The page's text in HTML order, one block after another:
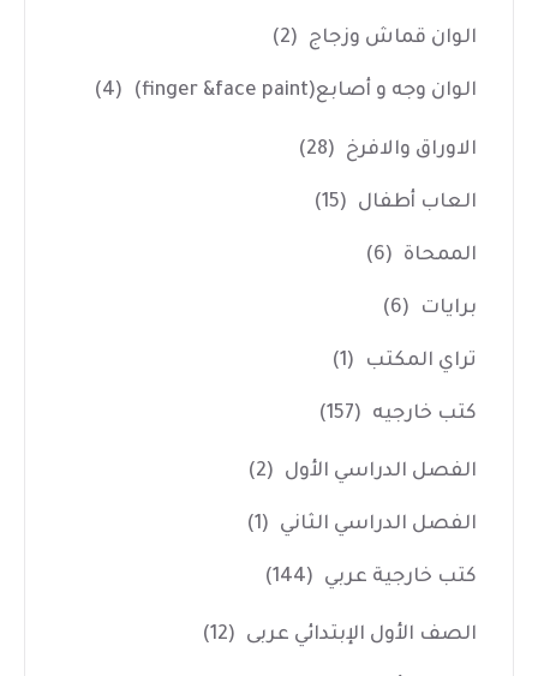
الوان قماش وزجاج (2)
الوان وجه و أصابع(finger &face paint) (4)
الاوراق والافرخ (28)
العاب أطفال (15)
الممحاة (6)
برايات (6)
تراي المكتب (1)
كتب خارجيه (157)
الفصل الدراسي الأول (2)
الفصل الدراسي الثاني (1)
كتب خارجية عربي (144)
الصف الأول الإبتدائي عربى (12)